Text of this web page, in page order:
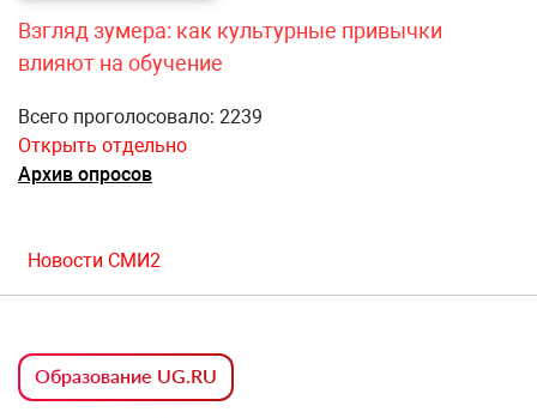
Взгляд зумера: как культурные привычки
влияют на обучение
Всего проголосовало: 2239
Открыть отдельно
Архив опросов
Новости СМИ2
Образование UG.RU